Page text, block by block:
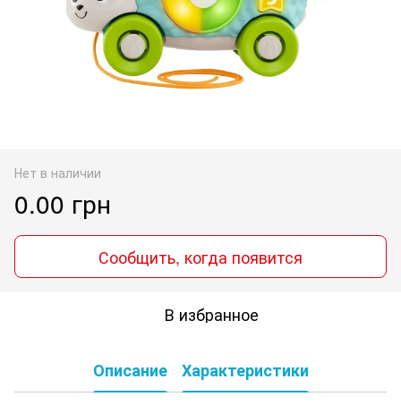
Нет в наличии
0.00 грн
Сообщить, когда появится
В избранное
Описание Характеристики